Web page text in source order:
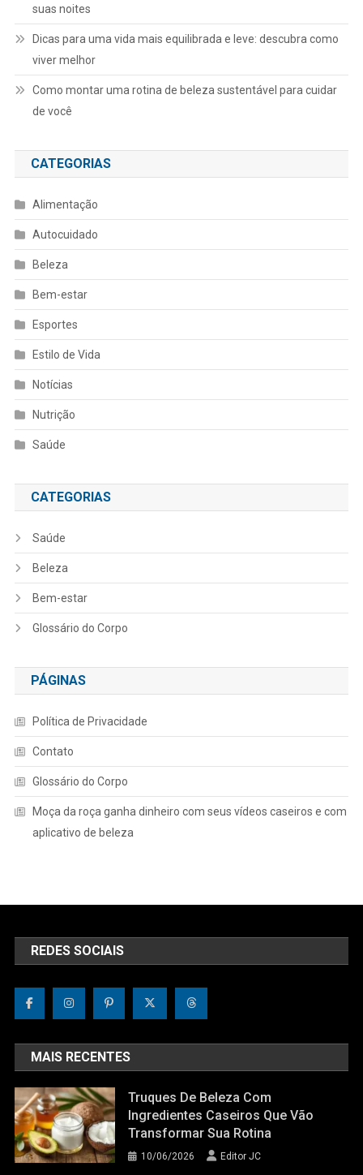
suas noites
Dicas para uma vida mais equilibrada e leve: descubra como
viver melhor
Como montar uma rotina de beleza sustentável para cuidar
de você
CATEGORIAS
Alimentação
Autocuidado
Beleza
Bem-estar
Esportes
Estilo de Vida
Notícias
Nutrição
Saúde
CATEGORIAS
Saúde
Beleza
Bem-estar
Glossário do Corpo
PÁGINAS
Política de Privacidade
Contato
Glossário do Corpo
Moça da roça ganha dinheiro com seus vídeos caseiros e com
aplicativo de beleza
REDES SOCIAIS
MAIS RECENTES
Truques De Beleza Com
Ingredientes Caseiros Que Vão
Transformar Sua Rotina
10/06/2026 Editor JC